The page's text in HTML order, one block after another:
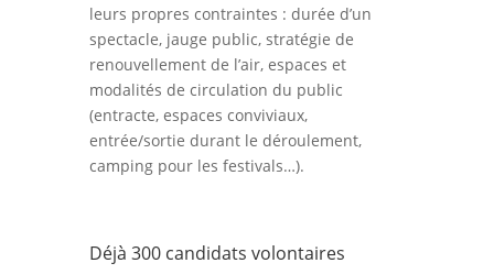
leurs propres contraintes : durée d’un
spectacle, jauge public, stratégie de
renouvellement de l’air, espaces et
modalités de circulation du public
(entracte, espaces conviviaux,
entrée/sortie durant le déroulement,
camping pour les festivals…).
Déjà 300 candidats volontaires